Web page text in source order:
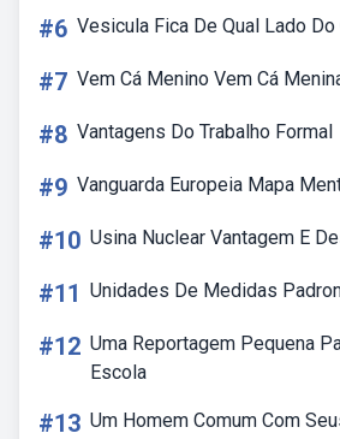
#6 Vesicula Fica De Qual Lado Do
#7 Vem Cá Menino Vem Cá
#8 Vantagens Do Trabalho Formal
#9 Vanguarda Europeia Mapa
#10 Usina Nuclear Vantagem E
#11 Unidades De Medidas
#12 Uma Reportagem Pequena
Escola
#13 Um Homem Comum Com